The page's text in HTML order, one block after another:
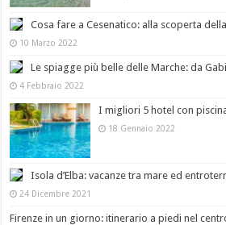
Cosa fare a Cesenatico: alla scoperta
10 Marzo 2022
Le spiagge più belle delle Marche: da
4 Febbraio 2022
I migliori 5 hotel con
18 Gennaio 2022
Isola d’Elba: vacanze tra mare ed
24 Dicembre 2021
Firenze in un giorno: itinerario a piedi nel